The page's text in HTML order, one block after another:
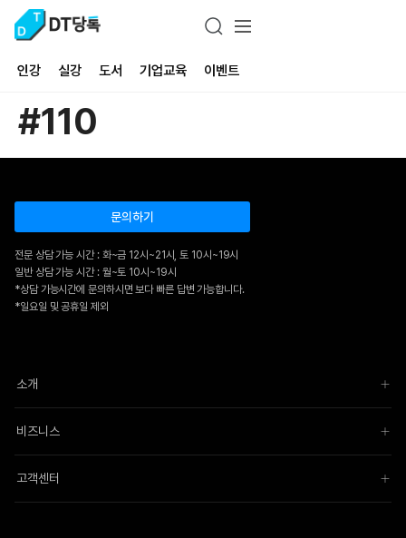
인강 실강 도서 기업교육 이벤트
#110
문의하기
전문 상담 가능 시간 : 화~금 12시~21시, 토 10시~19시
일반 상담 가능 시간 : 월~토 10시~19시
*상담 가능시간에 문의하시면 보다 빠른 답변 가능합니다.
*일요일 및 공휴일 제외
소개
비즈니스
고객센터